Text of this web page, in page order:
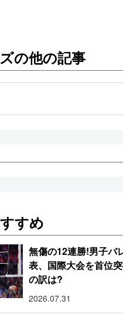
公式SNS
の他の記事
すめ
無傷の12連勝!男子バ
表、国際大会を首位
の訳は?
2026.07.31